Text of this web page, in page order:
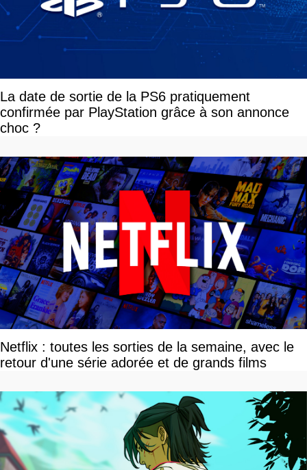
La date de sortie de la PS6 pratiquement
confirmée par PlayStation grâce à son annonce
choc ?
Netflix : toutes les sorties de la semaine, avec le
retour d'une série adorée et de grands films